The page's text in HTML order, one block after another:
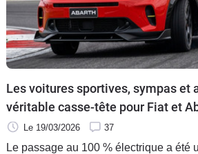
Les voitures sportives, sympas et
véritable casse-tête pour Fiat et
Le 19/03/2026 37
Le passage au 100 % électrique a été